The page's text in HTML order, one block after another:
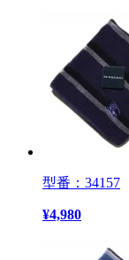
型番：34157
¥4,980